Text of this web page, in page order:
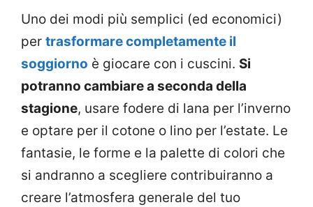
Uno dei modi più semplici (ed economici)
per trasformare completamente il
soggiorno è giocare con i cuscini. Si
potranno cambiare a seconda della
stagione, usare fodere di lana per l’inverno
e optare per il cotone o lino per l’estate. Le
fantasie, le forme e la palette di colori che
si andranno a scegliere contribuiranno a
creare l’atmosfera generale del tuo